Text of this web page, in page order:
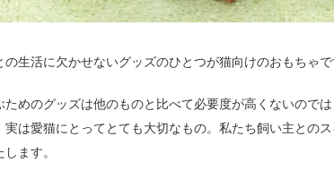
の生活に欠かせないグッズのひとつが猫向けのおもちゃで
ためのグッズは他のものと比べて必要度が高くないので
実は愛猫にとってとても大切なもの。私たち飼い主との
ます。